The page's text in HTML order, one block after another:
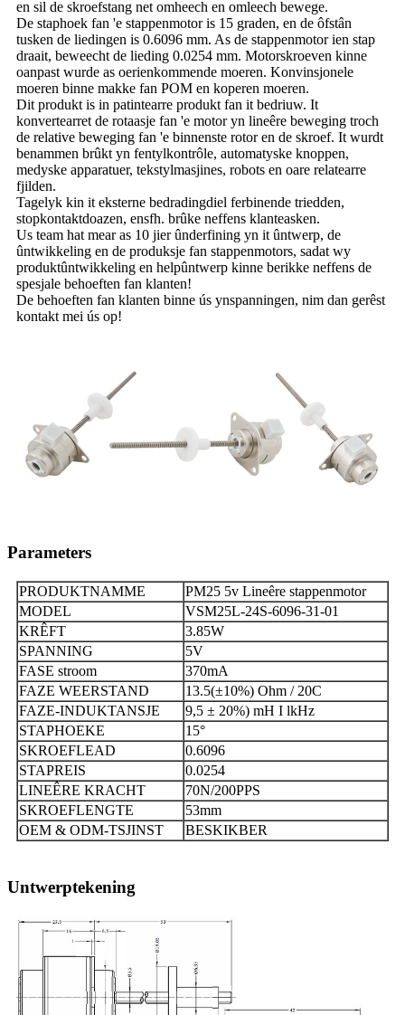
en sil de skroefstang net omheech en omleech bewege.
De staphoek fan 'e stappenmotor is 15 graden, en de ôfstân
tusken de liedingen is 0.6096 mm. As de stappenmotor ien stap
draait, beweecht de lieding 0.0254 mm. Motorskroeven kinne
oanpast wurde as oerienkommende moeren. Konvinsjonele
moeren binne makke fan POM en koperen moeren.
Dit produkt is in patintearre produkt fan it bedriuw. It
konvertearret de rotaasje fan 'e motor yn lineêre beweging troch
de relative beweging fan 'e binnenste rotor en de skroef. It wurdt
benammen brûkt yn fentylkontrôle, automatyske knoppen,
medyske apparatuer, tekstylmasjines, robots en oare relatearre
fjilden.
Tagelyk kin it eksterne bedradingdiel ferbinende triedden,
stopkontaktdoazen, ensfh. brûke neffens klanteasken.
Us team hat mear as 10 jier ûnderfining yn it ûntwerp, de
ûntwikkeling en de produksje fan stappenmotors, sadat wy
produktûntwikkeling en helpûntwerp kinne berikke neffens de
spesjale behoeften fan klanten!
De behoeften fan klanten binne ús ynspanningen, nim dan gerêst
kontakt mei ús op!
Parameters
PRODUKTNAMME
PM25 5v Lineêre stappenmotor
MODEL
VSM25L-24S-6096-31-01
KRÊFT
3.85W
SPANNING
5V
FASE stroom
370mA
FAZE WEERSTAND
13.5(±10%) Ohm / 20C
FAZE-INDUKTANSJE
9,5 ± 20%) mH I lkHz
STAPHOEKE
15°
SKROEFLEAD
0.6096
STAPREIS
0.0254
LINEÊRE KRACHT
70N/200PPS
SKROEFLENGTE
53mm
OEM & ODM-TSJINST
BESKIKBER
Untwerptekening